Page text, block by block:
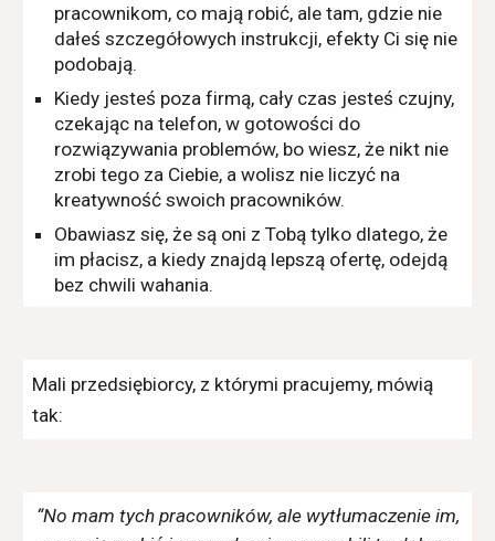
pracownikom, co mają robić, ale tam, gdzie nie
dałeś szczegółowych instrukcji, efekty Ci się nie
podobają.
Kiedy jesteś poza firmą, cały czas jesteś czujny,
czekając na telefon, w gotowości do
rozwiązywania problemów, bo wiesz, że nikt nie
zrobi tego za Ciebie, a wolisz nie liczyć na
kreatywność swoich pracowników.
Obawiasz się, że są oni z Tobą tylko dlatego, że
im płacisz, a kiedy znajdą lepszą ofertę, odejdą
bez chwili wahania.
Mali przedsiębiorcy, z którymi pracujemy, mówią
tak:
“No mam tych pracowników, ale wytłumaczenie im,